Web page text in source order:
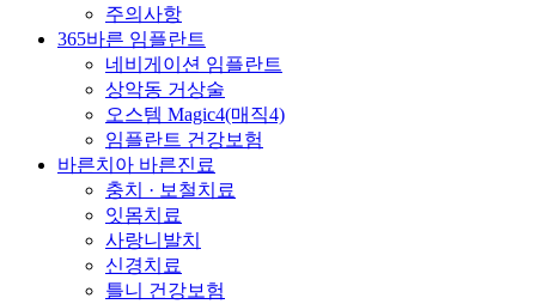
주의사항
365바른 임플란트
네비게이션 임플란트
상악동 거상술
오스템 Magic4(매직4)
임플란트 건강보험
바른치아 바른진료
충치 · 보철치료
잇몸치료
사랑니발치
신경치료
틀니 건강보험